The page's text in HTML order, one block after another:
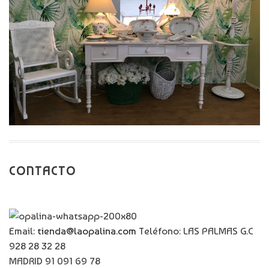
CONTACTO
Email: tienda@laopalina.com Teléfono: LAS PALMAS G.C
928 28 32 28
MADRID 91 091 69 78